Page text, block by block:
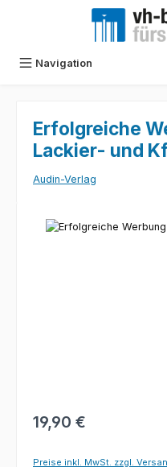
Zum Hauptinhalt springen
Navigation
Erfolgreiche
Lackier- und
Audin-Verlag
Bildergalerie überspringen
19,90 €
Preise inkl. MwSt. zzgl.